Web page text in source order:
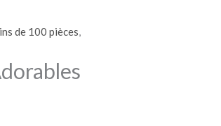
de 100 pièces,